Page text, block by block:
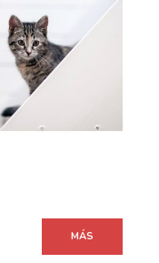
MÁS